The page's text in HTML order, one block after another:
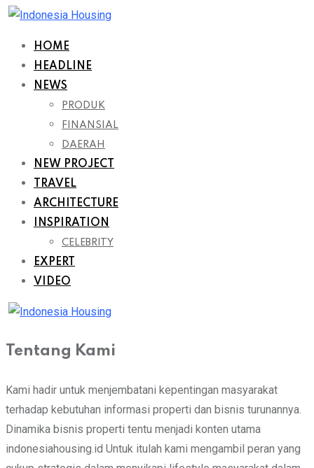
Skip
contentHOME
HEADLINE
NEWS
PRODUK
FINANSIAL
DAERAH
NEW PROJECT
TRAVEL
ARCHITECTURE
INSPIRATION
CELEBRITY
EXPERT
VIDEO
Tentang Kami
Kami hadir untuk menjembatani kepentingan masyarakat
terhadap kebutuhan informasi properti dan bisnis turunannya.
Dinamika bisnis properti tentu menjadi konten utama
indonesiahousing.id Untuk itulah kami mengambil peran yang